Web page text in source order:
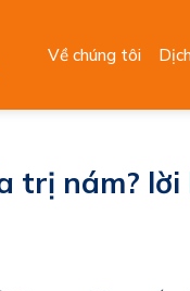
Về chúng tôi
trị nám?